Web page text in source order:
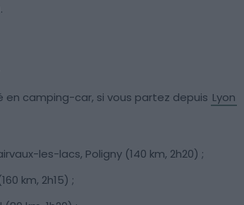
camping-car, si vous partez depuis Lyon
les-lacs, Poligny (140 km, 2h20) ;
km, 2h15) ;